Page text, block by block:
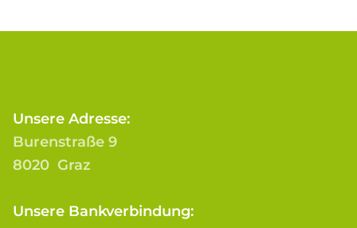
Unsere Adresse:
Burenstraße 9
8020 Graz
Unsere Bankverbindung: